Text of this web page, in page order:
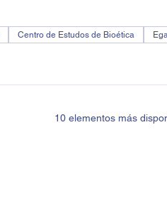
Centro de Estudos de Bioética
10 elementos más